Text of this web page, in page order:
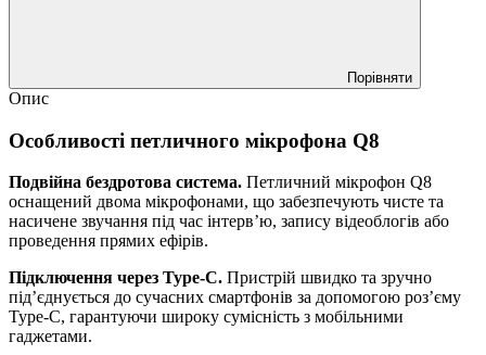
Порівняти
Опис
Особливості петличного мікрофона Q8
Подвійна бездротова система. Петличний мікрофон Q8
оснащений двома мікрофонами, що забезпечують чисте та
насичене звучання під час інтерв’ю, запису відеоблогів або
проведення прямих ефірів.
Підключення через Type-C. Пристрій швидко та зручно
під’єднується до сучасних смартфонів за допомогою роз’єму
Type-C, гарантуючи широку сумісність з мобільними
гаджетами.